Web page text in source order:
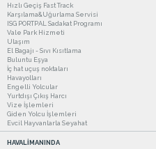
Hızlı Geçiş Fast Track
Karşılama&Uğurlama Servisi
ISG PORTPAL Sadakat Programı
Vale Park Hizmeti
Ulaşım
El Bagajı - Sıvı Kısıtlama
Buluntu Eşya
İç hat uçuş noktaları
Havayolları
Engelli Yolcular
Yurtdışı Çıkış Harcı
Vize İşlemleri
Giden Yolcu İşlemleri
Evcil Hayvanlarla Seyahat
HAVALİMANINDA